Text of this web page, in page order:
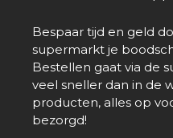
Bespaar tijd en geld
supermarkt je
Bestellen gaat via de
veel sneller dan in de
producten, alles op
bezorgd!